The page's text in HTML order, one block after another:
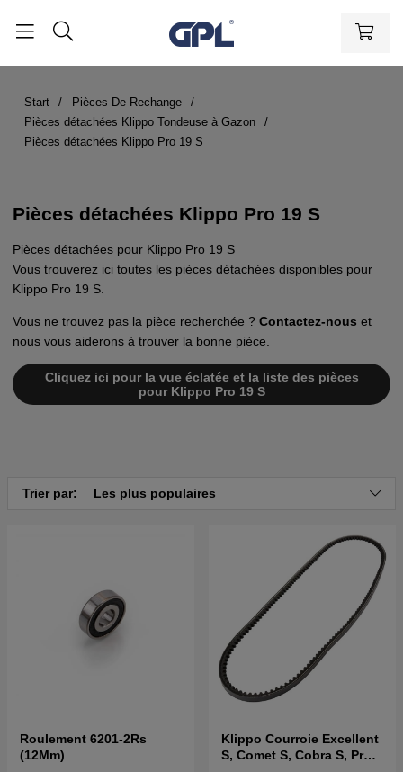
Start
Pièces De Rechange
Pièces détachées Klippo Tondeuse à Gazon
Pièces détachées Klippo Pro 19 S
Pièces détachées Klippo Pro 19 S
Pièces détachées pour Klippo Pro 19 S
Vous trouverez ici toutes les pièces détachées disponibles pour
Klippo Pro 19 S.
Vous ne trouvez pas la pièce recherchée ? Contactez-nous et
nous vous aiderons à trouver la bonne pièce.
Cliquez ici pour la vue éclatée et la liste des pièces
pour Klippo Pro 19 S
Trier par: Les plus populaires
Roulement 6201-2Rs
(12Mm)
Klippo Courroie Excellent
S, Comet S, Cobra S, Pro